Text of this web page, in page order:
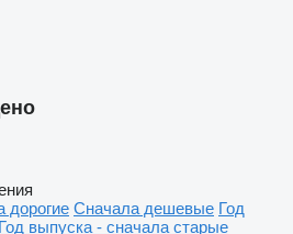
дорогие Сначала дешевые Год
Год выпуска - сначала старые